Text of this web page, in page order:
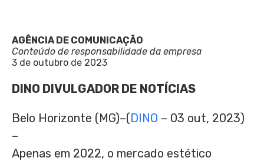
AGÊNCIA DE COMUNICAÇÃO
Conteúdo de responsabilidade da empresa
3 de outubro de 2023
DINO DIVULGADOR DE NOTÍCIAS
Belo Horizonte (MG)–(DINO – 03 out, 2023)
–
Apenas em 2022, o mercado estético